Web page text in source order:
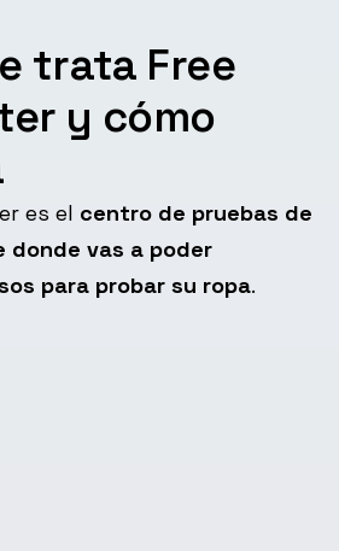
trata Free
y cómo
es el centro de pruebas de
donde vas a poder
para probar su ropa.